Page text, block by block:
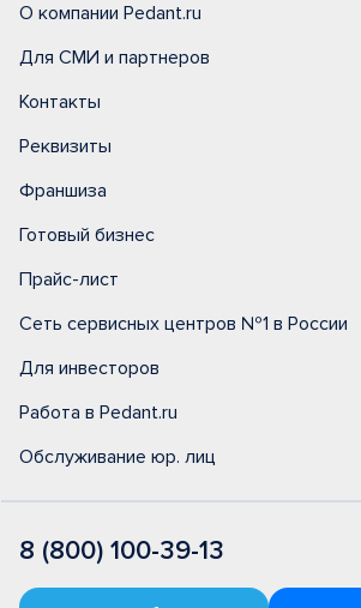
О компании Pedant.ru
Для СМИ и партнеров
Контакты
Реквизиты
Франшиза
Готовый бизнес
Прайс-лист
Сеть сервисных центров №1 в России
Для инвесторов
Работа в Pedant.ru
Обслуживание юр. лиц
8 (800) 100-39-13